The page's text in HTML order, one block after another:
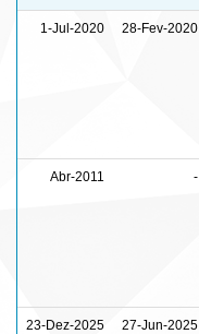
1-Jul-2020 28-Fev-2020
Abr-2011 -
23-Dez-2025 27-Jun-2025